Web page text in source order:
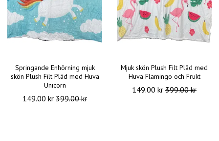
Springande Enhörning mjuk
skön Plush Filt Pläd med Huva
Unicorn
149.00 kr 399.00 kr
Mjuk skön Plush Filt Pläd med
Huva Flamingo och Frukt
149.00 kr 399.00 kr